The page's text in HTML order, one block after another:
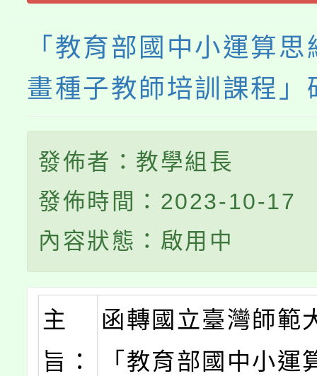
「教育部國中小運算
畫種子教師培訓課程」
發佈者：教學組長
發佈時間：2023-10-17
內容狀態：啟用中
主
旨：
函轉國立臺灣師範
「教育部國中小運